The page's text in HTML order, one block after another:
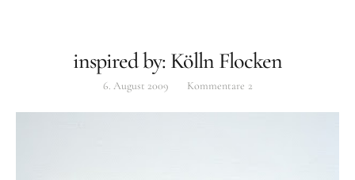
inspired by: Kölln Flocken
6. August 2009 Kommentare 2